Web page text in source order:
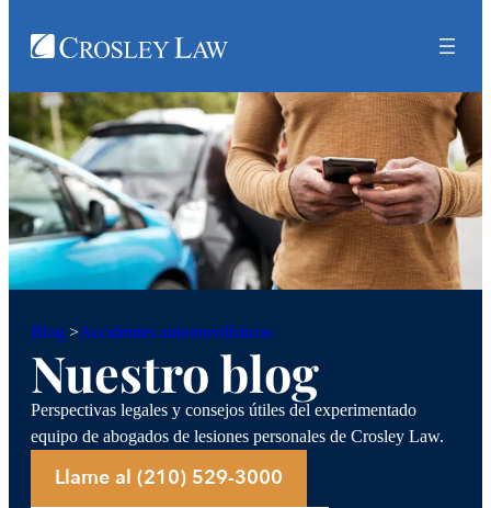
Blog >Accidentes automovilísticos
Nuestro blog
Perspectivas legales y consejos útiles del experimentado
equipo de abogados de lesiones personales de Crosley Law.
Llame al (210) 529-3000